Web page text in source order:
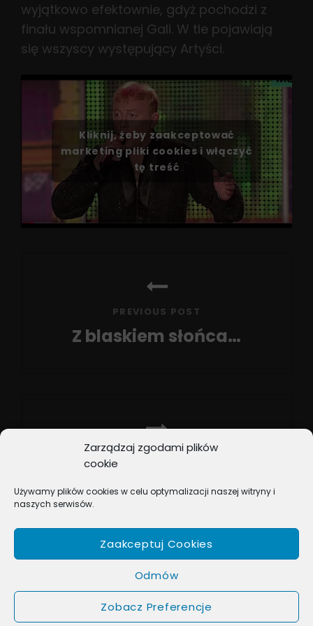
Zarządzaj zgodami plików
cookie
Używamy plików cookies w celu optymalizacji naszej witryny i
naszych serwisów.
Zaakceptuj Cookies
Odmów
Zobacz Preferencje
wyjątkowo efektownie, gdyż pochodzi z
finału wspomnianej Gali. W tle pojawiają
się wszyscy występujący Artyści.
Kliknij, żeby zaakceptować
marketing pliki cookies i włączyć
tę treść
PREVIOUS POST
Z blaskiem słońca…
NEXT POST
schyłku wakacji
COPYRIGHT © 2026BOX MUSIC. ALL RIGHTS RESERVED.